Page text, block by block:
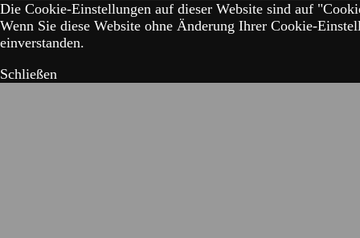
Die Cookie-Einstellungen auf dieser Website sind auf
Wenn Sie diese Website ohne Änderung Ihrer Cookie-
einverstanden.
Schließen